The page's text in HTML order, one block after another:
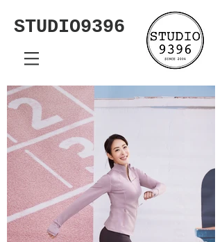
STUDIO9396